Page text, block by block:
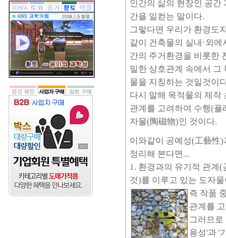
인간의 삶의 현장인 공간
간을 일컫는 말이다.
그렇다면 우리가 환경도
같이 건축물의 실내·외에
간의 주거환경을 비롯한
밀한 상호관계 속에서 그
물을 지칭하는 것일것이
다시 말해 목적물의 제작
관계를 고려하여 수행(
자물(陶磁物)인 것이다.
이와같이 공예성(工藝性
정리해 본다면...
1. 환경과의 유기적 관계
것)를 이루고 있는 도자
즉 작품
관계를
그러므로
용성'과 '